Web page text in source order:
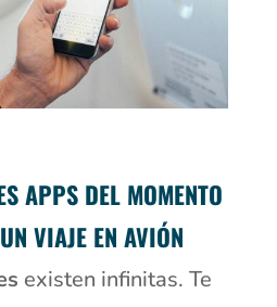
APPS DEL MOMENTO
VIAJE EN AVIÓN
existen infinitas. Te